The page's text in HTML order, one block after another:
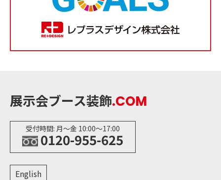
展示会ブース装飾.COM
受付時間: 月〜金 10:00〜17:00
0120-955-625
English